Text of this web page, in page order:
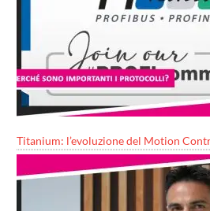
Titanium: l’evoluzione del Motion